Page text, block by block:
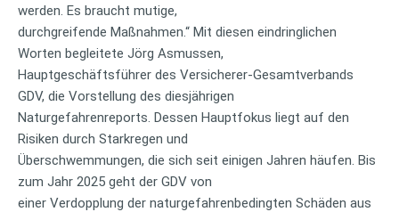
werden. Es braucht mutige,
durchgreifende Maßnahmen.“ Mit diesen eindringlichen
Worten begleitete Jörg Asmussen,
Hauptgeschäftsführer des Versicherer-Gesamtverbands
GDV, die Vorstellung des diesjährigen
Naturgefahrenreports. Dessen Hauptfokus liegt auf den
Risiken durch Starkregen und
Überschwemmungen, die sich seit einigen Jahren häufen. Bis
zum Jahr 2025 geht der GDV von
einer Verdopplung der naturgefahrenbedingten Schäden aus